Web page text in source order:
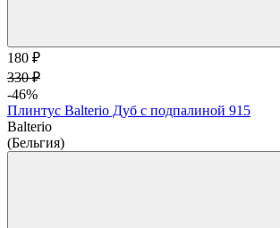
180 ₽
330 ₽
-46%
Плинтус Balterio Дуб с подпалиной 915
Balterio
(Бельгия)